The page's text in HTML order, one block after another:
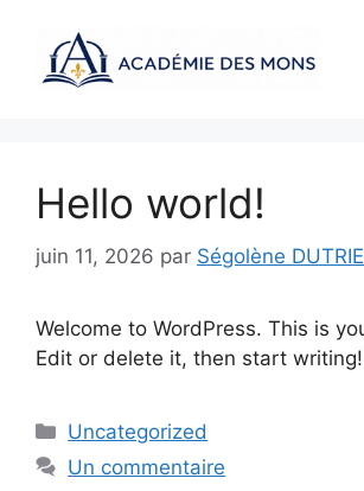
contenu
Hello world!
juin 11, 2026 par Ségolène
Welcome to WordPress. This is
Edit or delete it, then start writing!
Catégories
Uncategorized
Un commentaire